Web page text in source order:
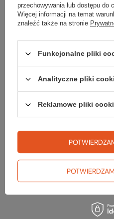
BATON
PORZECZKA
BATON
BATON
10,00 zł
10,00 zł
Baton PROTEIN
10,00 zł
przechowywania lub dostępu do
Więcej informacji na temat
znaleźć także na stronie
Funkcjonalne pliki
Analityczne pliki
Reklamowe pliki